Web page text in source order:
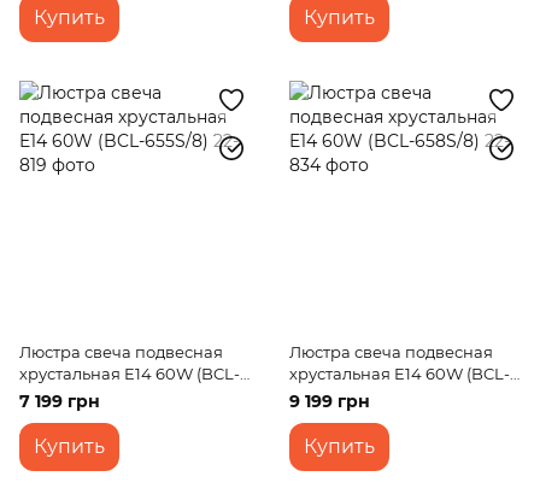
Купить Купить
Люстра свеча подвесная
хрустальная E14 60W (BCL-
655S/8)
7 199 грн
Купить
Люстра свеча подвесная
хрустальная E14 60W (BCL-
658S/8)
9 199 грн
Купить